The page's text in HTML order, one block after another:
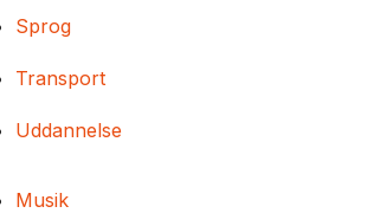
Sprog
Transport
Uddannelse
Musik